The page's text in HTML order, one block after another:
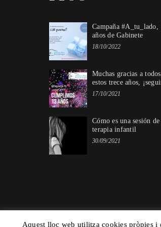
Campaña #A_tu_lado,
años de Gabinete
18/10/2022
Muchas gracias a
estos trece años,
17/10/2021
Cómo es una sesión de
terapia infantil
30/09/2021
Aquest lloc web utilitza cookies pròpies i